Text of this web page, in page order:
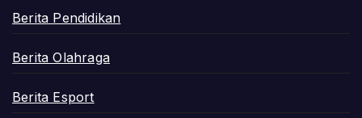
Berita Pendidikan
Berita Olahraga
Berita Esport